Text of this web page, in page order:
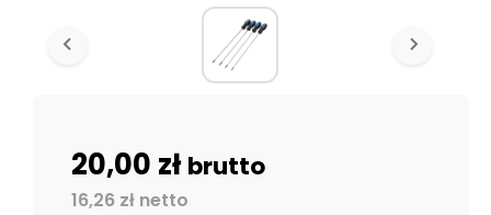
20,00 złbrutto
16,26 zł netto